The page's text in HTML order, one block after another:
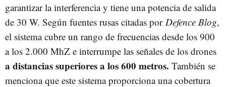
garantizar la interferencia y tiene una potencia de salida
de 30 W. Según fuentes rusas citadas por Defence Blog,
el sistema cubre un rango de frecuencias desde los 900
a los 2.000 MhZ e interrumpe las señales de los drones
a distancias superiores a los 600 metros. También se
menciona que este sistema proporciona una cobertura